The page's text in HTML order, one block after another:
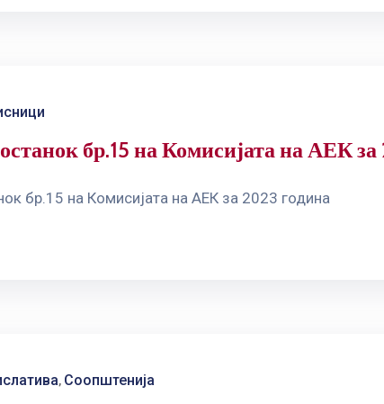
бр.15 на Комисијата на АЕК за
бр.15 на Комисијата на АЕК за 2023 година
‚ Соопштенија